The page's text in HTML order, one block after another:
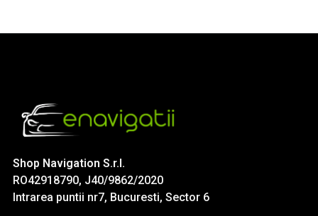
Shop Navigation S.r.l.
RO42918790, J40/9862/2020
Intrarea puntii nr7, Bucuresti, Sector 6